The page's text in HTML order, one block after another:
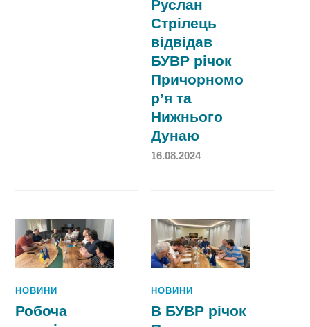
Руслан
Стрілець
відвідав
БУВР річок
Причорномо
р’я та
Нижнього
Дунаю
16.08.2024
НОВИНИ
Робоча
НОВИНИ
В БУВР річок